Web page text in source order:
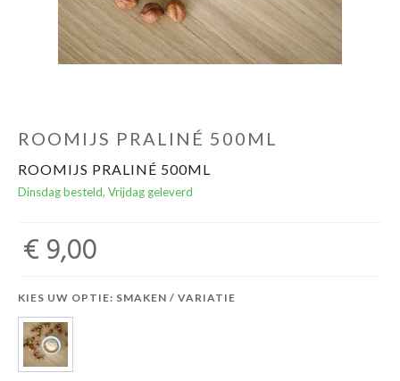
ROOMIJS PRALINÉ 500ML
ROOMIJS PRALINÉ 500ML
Dinsdag besteld, Vrijdag geleverd
€ 9,00
KIES UW OPTIE: SMAKEN / VARIATIE